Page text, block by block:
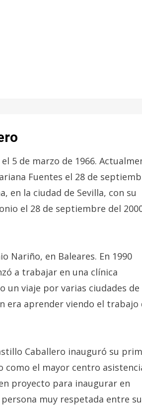
5 de marzo de 1966.
Fuentes el 28 de
en la ciudad de Sevilla, con su
el 28 de septiembre del
Nariño, en Baleares. En 1990
a trabajar en una clínica
un viaje por varias ciudades de
era aprender viendo el trabajo
Caballero inauguró su
el mayor centro
proyecto para inaugurar en
muy respetada entre